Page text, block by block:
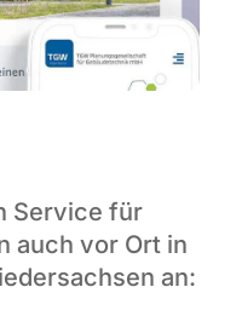
Service für
auch vor Ort in
an: